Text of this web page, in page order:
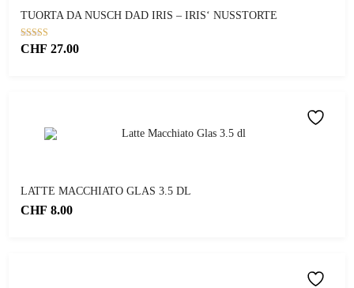
TUORTA DA NUSCH DAD IRIS – IRIS‘ NUSSTORTE
Bewertet mit
5.00
CHF 27.00
LATTE MACCHIATO GLAS 3.5 DL
CHF 8.00